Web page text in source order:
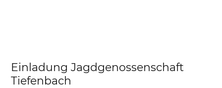
Einladung Jagdgenossenschaft
Tiefenbach